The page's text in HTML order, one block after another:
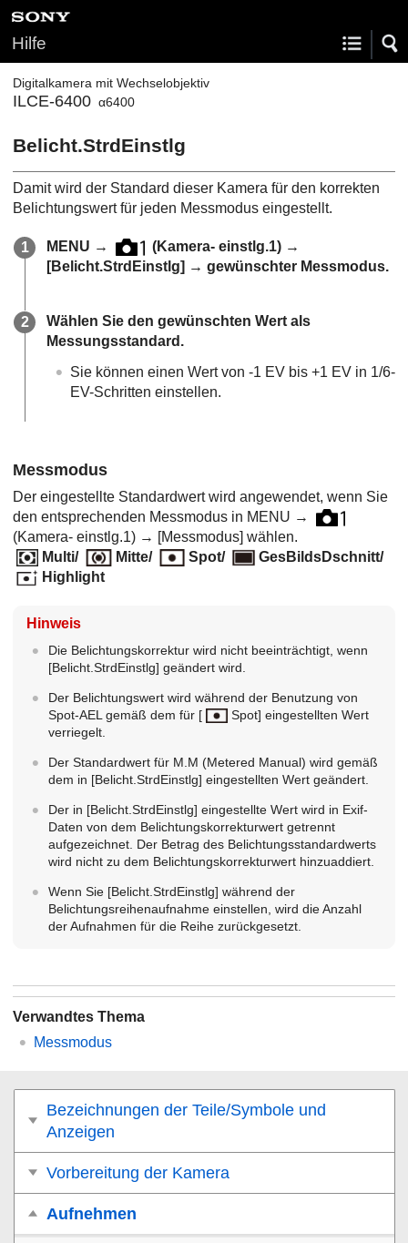
Hilfe
Digitalkamera mit Wechselobjektiv
ILCE-6400 α6400
Belicht.StrdEinstlg
Damit wird der Standard dieser Kamera für den korrekten
Belichtungswert für jeden Messmodus eingestellt.
MENU → (Kamera- einstlg.1) →
[Belicht.StrdEinstlg] → gewünschter Messmodus.
Wählen Sie den gewünschten Wert als
Messungsstandard.
Sie können einen Wert von -1 EV bis +1 EV in 1/6-
EV-Schritten einstellen.
Messmodus
Der eingestellte Standardwert wird angewendet, wenn Sie
den entsprechenden Messmodus in MENU →
(Kamera- einstlg.1) → [Messmodus] wählen.
Multi/ Mitte/ Spot/ GesBildsDschnitt/
Highlight
Hinweis
Die Belichtungskorrektur wird nicht beeinträchtigt, wenn
[Belicht.StrdEinstlg] geändert wird.
Der Belichtungswert wird während der Benutzung von
Spot-AEL gemäß dem für [ Spot] eingestellten Wert
verriegelt.
Der Standardwert für M.M (Metered Manual) wird gemäß
dem in [Belicht.StrdEinstlg] eingestellten Wert geändert.
Der in [Belicht.StrdEinstlg] eingestellte Wert wird in Exif-
Daten von dem Belichtungskorrekturwert getrennt
aufgezeichnet. Der Betrag des Belichtungsstandardwerts
wird nicht zu dem Belichtungskorrekturwert hinzuaddiert.
Wenn Sie [Belicht.StrdEinstlg] während der
Belichtungsreihenaufnahme einstellen, wird die Anzahl
der Aufnahmen für die Reihe zurückgesetzt.
Verwandtes Thema
Messmodus
Bezeichnungen der Teile/Symbole und
Anzeigen
Vorbereitung der Kamera
Aufnehmen